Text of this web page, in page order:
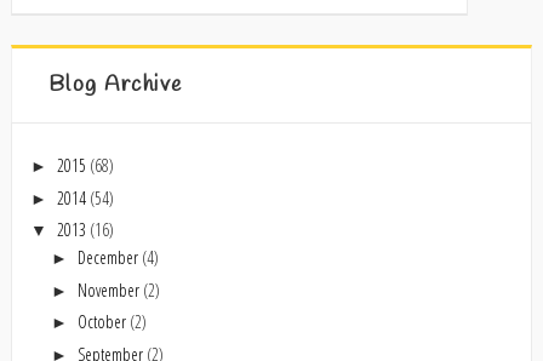
Blog Archive
► 2015 (68)
► 2014 (54)
▼ 2013 (16)
► December (4)
► November (2)
► October (2)
► September (2)